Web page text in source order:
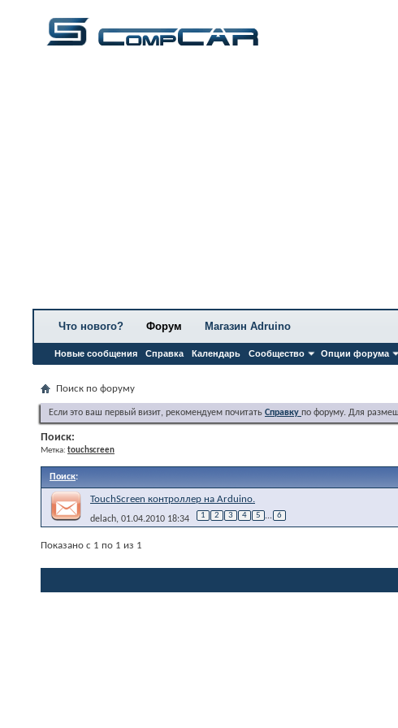
Что нового? Форум
Новые сообщения Справка Календарь Сообщество Опции форума
Магазин Adruino
Поиск по форуму
Если это ваш первый визит, рекомендуем почитать Справку по форуму. Для
Поиск:
Метка: touchscreen
Поиск:
TouchScreen контроллер на Arduino.
delach, 01.04.2010 18:34 1 2 3 4 5 ... 6
Показано с 1 по 1 из 1